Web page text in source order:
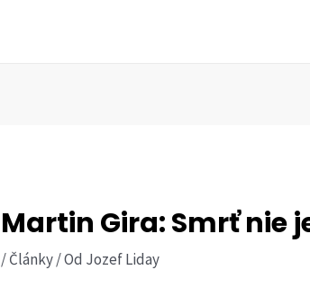
Martin Gira: Smrť nie
/Články/ Od Jozef Liday